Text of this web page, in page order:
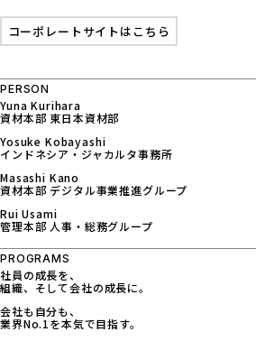
コーポレートサイトはこちら
PERSON
Yuna Kurihara
資材本部 東日本資材部
Yosuke Kobayashi
インドネシア・ジャカルタ事務所
Masashi Kano
資材本部 デジタル事業推進グループ
Rui Usami
管理本部 人事・総務グループ
PROGRAMS
社員の成長を、
組織、そして会社の成長に。
会社も自分も、
業界No.1を本気で目指す。